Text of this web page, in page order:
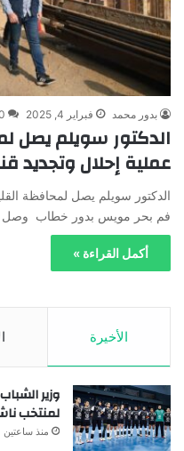
بدور محمد فبراير 4, 2025
الدكتور سويلم يصل
عملية إحلال
الدكتور سويلم يصل لمحافظة
فم بحر مويس بدور خطاب وصل
أكمل القراءة »
الأخيرة
وزير
لمنتخب
منذ ساعتين